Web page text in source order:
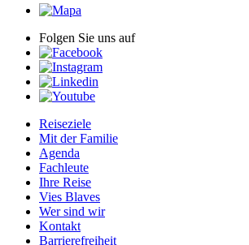
Folgen Sie uns auf
Reiseziele
Mit der Familie
Agenda
Fachleute
Ihre Reise
Vies Blaves
Wer sind wir
Kontakt
Barrierefreiheit